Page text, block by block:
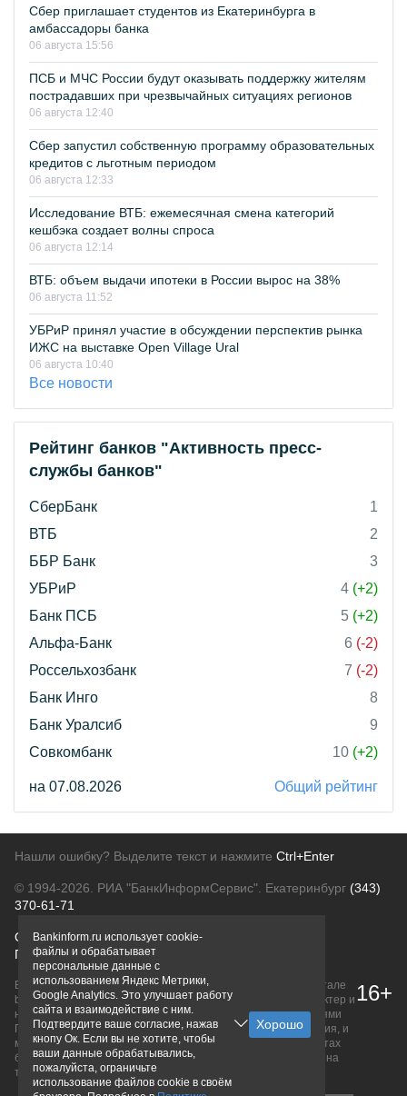
Сбер приглашает студентов из Екатеринбурга в
амбассадоры банка
06 августа 15:56
ПСБ и МЧС России будут оказывать поддержку жителям
пострадавших при чрезвычайных ситуациях регионов
06 августа 12:40
Сбер запустил собственную программу образовательных
кредитов с льготным периодом
06 августа 12:33
Исследование ВТБ: ежемесячная смена категорий
кешбэка создает волны спроса
06 августа 12:14
ВТБ: объем выдачи ипотеки в России вырос на 38%
06 августа 11:52
УБРиР принял участие в обсуждении перспектив рынка
ИЖС на выставке Open Village Ural
06 августа 10:40
Все новости
Рейтинг банков "Активность пресс-
службы банков"
СберБанк
1
ВТБ
2
ББР Банк
3
УБРиР
4 (+2)
Банк ПСБ
5 (+2)
Альфа-Банк
6 (-2)
Россельхозбанк
7 (-2)
Банк Инго
8
Банк Уралсиб
9
Совкомбанк
10 (+2)
на 07.08.2026 Общий рейтинг
Нашли ошибку? Выделите текст и нажмите Ctrl+Enter
© 1994-2026. РИА "БанкИнформСервис". Екатеринбург (343)
370-61-71
О проектеПолитика конфиденциальности
Правовая информацияДля рекламодателей
Вся информация о продуктах банков, размещенная на портале
bankinform.ru, носит исключительно ознакомительный характер и
не является публичной офертой, определяемой положениями
ГК РФ. Информация не содержит точного и полного описания, и
может быть изменена. Конечные условия уточняйте на сайтах
банков или при личном обращении. Исключительное право на
товарные знаки принадлежит их правообладателям.
16+
Bankinform.ru использует cookie-
файлы и обрабатывает
персональные данные с
использованием Яндекс Метрики,
Google Analytics. Это улучшает работу
сайта и взаимодействие с ним.
Подтвердите ваше согласие, нажав
кнопу Ок. Если вы не хотите, чтобы
ваши данные обрабатывались,
пожалуйста, ограничьте
использование файлов cookie в своём